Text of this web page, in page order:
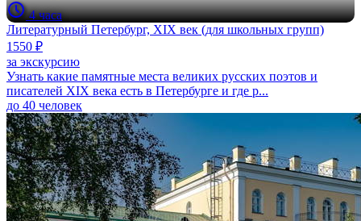
4 часа
Литературный Петербург, XIX век (для школьных групп)
1550 ₽
за экскурсию
Узнать какие памятные места великих русских поэтов и
писателей XIX века есть в Петербурге и где р...
до 40 человек